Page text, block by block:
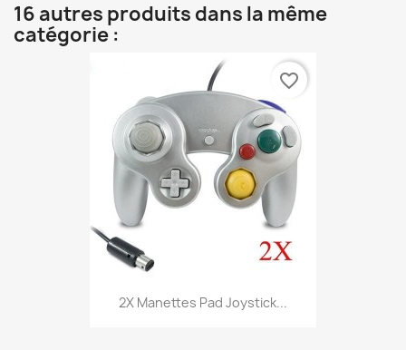
16 autres produits dans la même
catégorie :
2X Manettes Pad Joystick...
favorite_border